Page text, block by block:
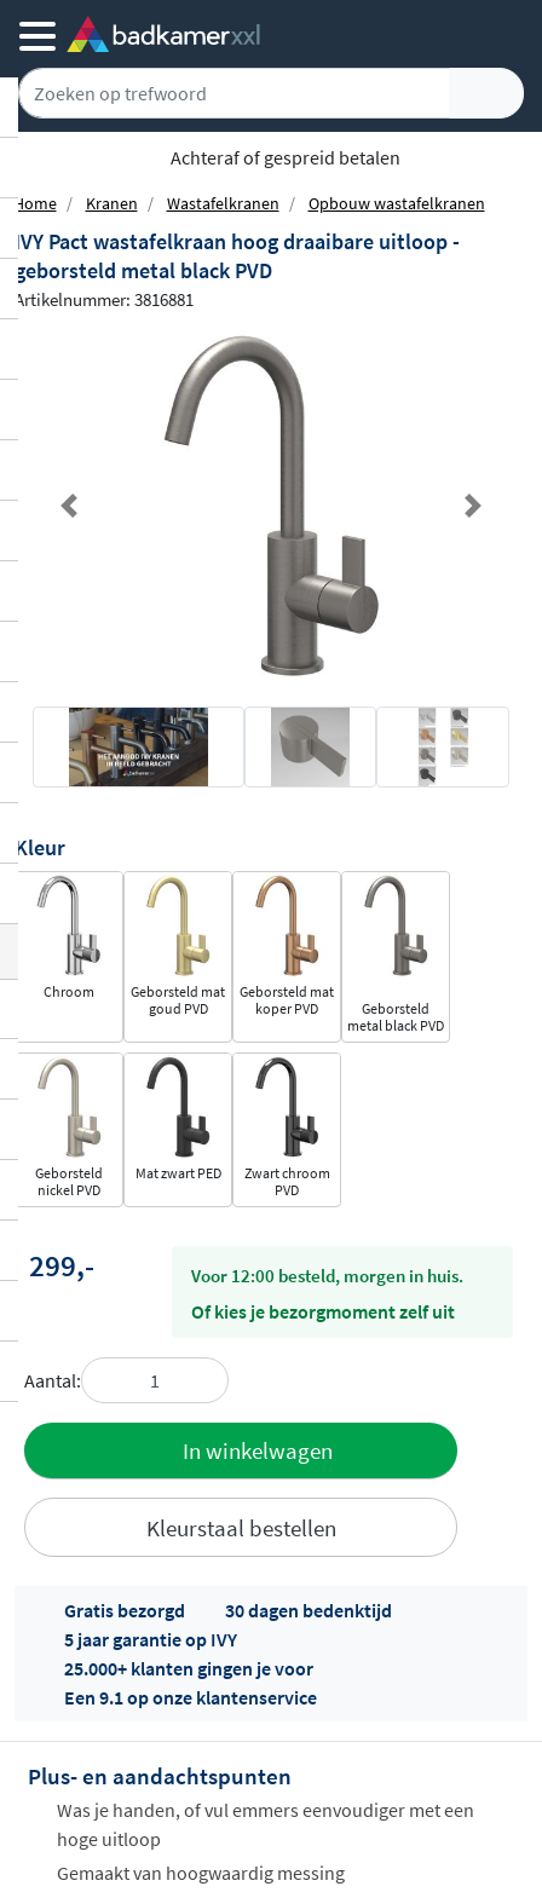
Achteraf of gespreid betalen
Home Kranen Wastafelkranen Opbouw wastafelkranen
IVY Pact wastafelkraan hoog draaibare uitloop -
geborsteld metal black PVD
Artikelnummer: 3816881
Previous Next
Kleur
Chroom
Geborsteld mat
goud PVD
Geborsteld mat
koper PVD
Geborsteld
metal black PVD
Geborsteld
nickel PVD
Mat zwart PED
Zwart chroom
PVD
299,- voor 12:00 besteld, morgen in huis.
Of kies je bezorgmoment zelf uit
Aantal:
In winkelwagen
Kleurstaal bestellen
Offertes
Gratis bezorgd
30 dagen bedenktijd
5 jaar garantie op IVY
25.000+ klanten gingen je voor
Een 9.1 op onze klantenservice
Plus- en aandachtspunten
Was je handen, of vul emmers eenvoudiger met een
hoge uitloop
Gemaakt van hoogwaardig messing